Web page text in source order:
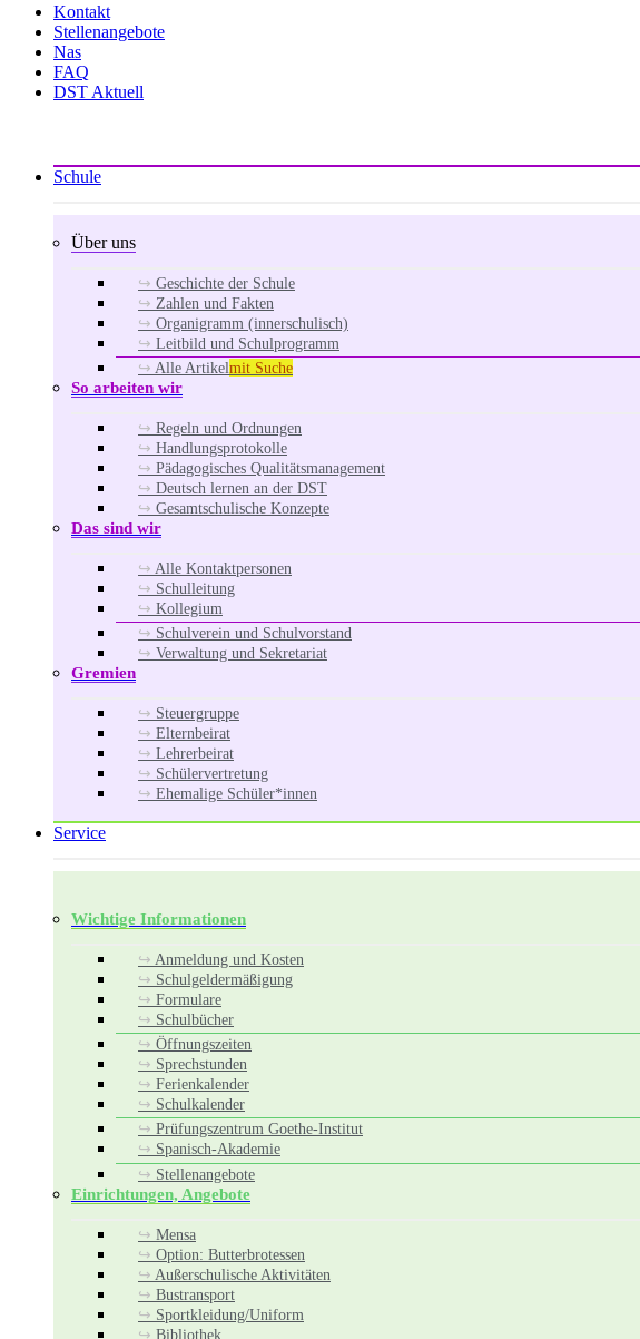
springenKontakt
Stellenangebote
Nas
FAQ
DST Aktuell
Schule
Über uns
Geschichte der Schule
Zahlen und Fakten
Organigramm (innerschulisch)
Leitbild und Schulprogramm
Alle Artikelmit Suche
So arbeiten wir
Regeln und Ordnungen
Handlungsprotokolle
Pädagogisches Qualitätsmanagement
Deutsch lernen an der DST
Gesamtschulische Konzepte
Das sind wir
Alle Kontaktpersonen
Schulleitung
Kollegium
Schulverein und Schulvorstand
Verwaltung und Sekretariat
Gremien
Steuergruppe
Elternbeirat
Lehrerbeirat
Schülervertretung
Ehemalige Schüler*innen
Service
Wichtige Informationen
Anmeldung und Kosten
Schulgeldermäßigung
Formulare
Schulbücher
Öffnungszeiten
Sprechstunden
Ferienkalender
Schulkalender
Prüfungszentrum Goethe-Institut
Spanisch-Akademie
Stellenangebote
Einrichtungen, Angebote
Mensa
Option: Butterbrotessen
Außerschulische Aktivitäten
Bustransport
Sportkleidung/Uniform
Bibliothek